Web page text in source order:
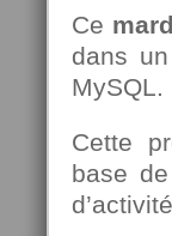
Ce
dans
MySQL.
Cette
base